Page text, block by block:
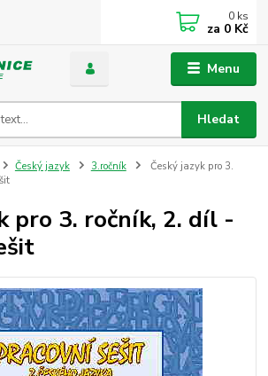
Menu
Hledat
0 ks
za 0 Kč
Český jazyk 3.ročník
Český jazyk pro 3.
pro 3. ročník, 2. díl -